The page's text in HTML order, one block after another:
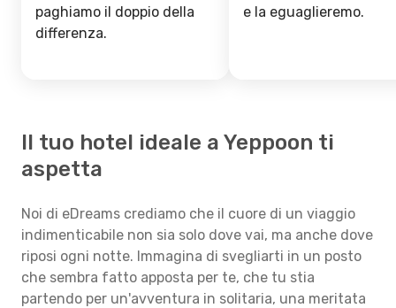
paghiamo il doppio della
differenza.
e la eguaglieremo.
Il tuo hotel ideale a Yeppoon ti
aspetta
Noi di eDreams crediamo che il cuore di un viaggio
indimenticabile non sia solo dove vai, ma anche dove
riposi ogni notte. Immagina di svegliarti in un posto
che sembra fatto apposta per te, che tu stia
partendo per un'avventura in solitaria, una meritata